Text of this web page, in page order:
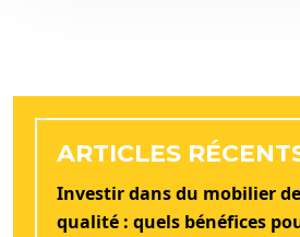
ARTICLES
Investir dans du mobilier
qualité : quels bénéfices